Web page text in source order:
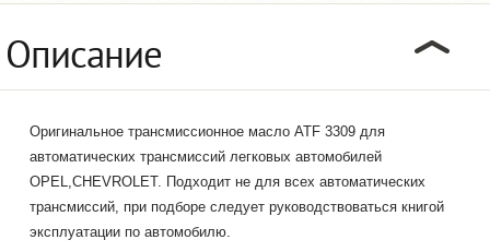
Описание
Оригинальное трансмиссионное масло ATF 3309 для
автоматических трансмиссий легковых автомобилей
OPEL,CHEVROLET. Подходит не для всех автоматических
трансмиссий, при подборе следует руководствоваться книгой
эксплуатации по автомобилю.